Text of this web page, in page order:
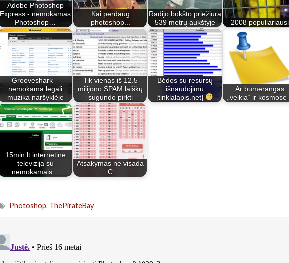
Adobe Photoshop
Express - nemokamas
Photoshop…
Kai perdaug
photoshop...
Radijo bokšto priežiūra
539 metrų aukštyje
2008 populiariausi
Grooveshark –
nemokama legali
muzika naršyklėje
Tik vienas iš 12.5
milijono SPAM laiškų
sugundo pirkti
Bėdos su resursų
išnaudojimu
[tinklalapis.net]
Ar bumerangas
„veikia“ ir kosmose
15min.lt internetinė
televizija su
nemokamais…
Atsakymas ne visada
C
Photoshop, ThePirateBay